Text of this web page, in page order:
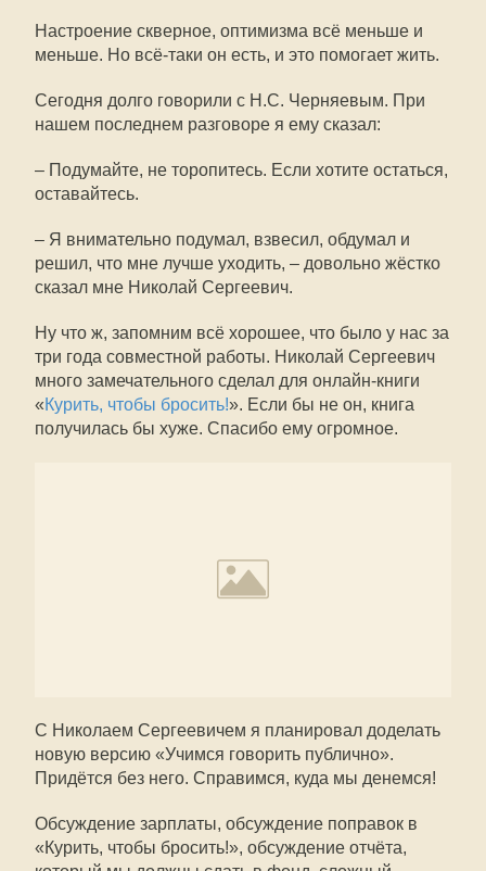
Настроение скверное, оптимизма всё меньше и
меньше. Но всё-таки он есть, и это помогает жить.
Сегодня долго говорили с Н.С. Черняевым. При
нашем последнем разговоре я ему сказал:
– Подумайте, не торопитесь. Если хотите остаться,
оставайтесь.
– Я внимательно подумал, взвесил, обдумал и
решил, что мне лучше уходить, – довольно жёстко
сказал мне Николай Сергеевич.
Ну что ж, запомним всё хорошее, что было у нас за
три года совместной работы. Николай Сергеевич
много замечательного сделал для онлайн-книги
«Курить, чтобы бросить!». Если бы не он, книга
получилась бы хуже. Спасибо ему огромное.
С Николаем Сергеевичем я планировал доделать
новую версию «Учимся говорить публично».
Придётся без него. Справимся, куда мы денемся!
Обсуждение зарплаты, обсуждение поправок в
«Курить, чтобы бросить!», обсуждение отчёта,